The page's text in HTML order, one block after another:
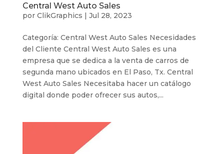
Central West Auto Sales
por ClikGraphics | Jul 28, 2023
Categoría: Central West Auto Sales Necesidades
del Cliente Central West Auto Sales es una
empresa que se dedica a la venta de carros de
segunda mano ubicados en El Paso, Tx. Central
West Auto Sales Necesitaba hacer un catálogo
digital donde poder ofrecer sus autos,...